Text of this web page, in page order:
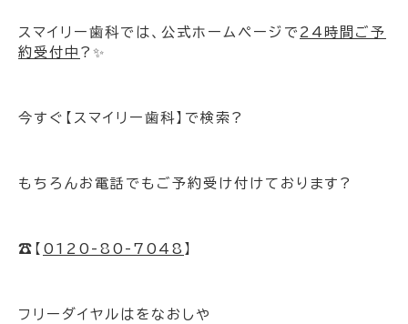
スマイリー歯科では、公式ホームページで 24時間ご予
約受付中 ?✨
今すぐ【スマイリー歯科】で検索?
もちろんお電話でもご予約受け付けております?
☎️【 0120-80-7048 】
フリーダイヤルはをなおしや